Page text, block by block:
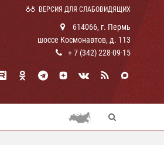
ВЕРСИЯ ДЛЯ СЛАБОВИДЯЩИХ
614066, г. Пермь
шоссе Космонавтов, д. 113
+ 7 (342) 228-09-15